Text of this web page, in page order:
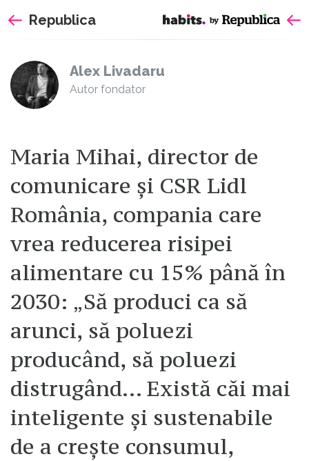
Republica
Alex Livadaru
Autor fondator
Maria Mihai, director de
comunicare și CSR Lidl
România, compania care
vrea reducerea risipei
alimentare cu 15% până în
2030: „Să produci ca să
arunci, să poluezi
producând, să poluezi
distrugând… Există căi mai
inteligente și sustenabile
de a crește consumul,